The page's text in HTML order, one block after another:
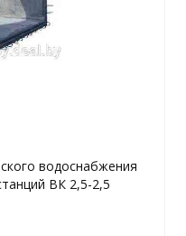
водоснабжения
ВК 2,5-2,5